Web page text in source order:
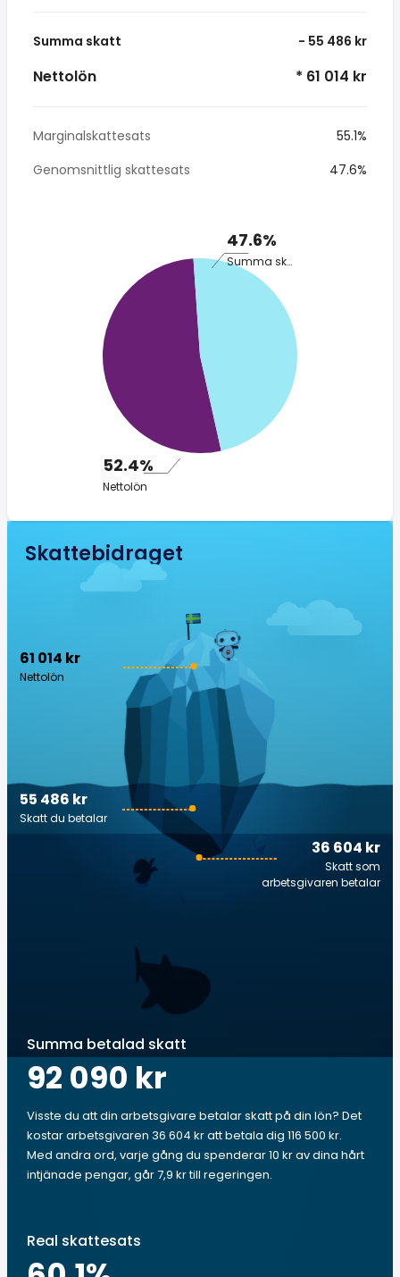
Summa skatt - 55 486 kr
Nettolön * 61 014 kr
Marginalskattesats
55.1%
Genomsnittlig skattesats
47.6%
47.6%
Summa skatt
52.4%
Nettolön
Skattebidraget
61 014 kr
Nettolön
36 604 kr
Skatt som
arbetsgivaren betalar
55 486 kr
Skatt du betalar
Summa betalad skatt
92 090 kr
Visste du att din arbetsgivare betalar skatt på din lön? Det
kostar arbetsgivaren 36 604 kr att betala dig 116 500 kr.
Med andra ord, varje gång du spenderar 10 kr av dina hårt
intjänade pengar, går 7,9 kr till regeringen.
Real skattesats